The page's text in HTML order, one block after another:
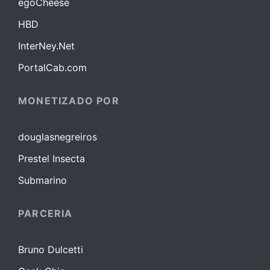
HBD
InterNey.Net
PortalCab.com
MONETIZADO POR
douglasnegreiros
Prestel Insecta
Submarino
PARCERIA
Bruno Dulcetti